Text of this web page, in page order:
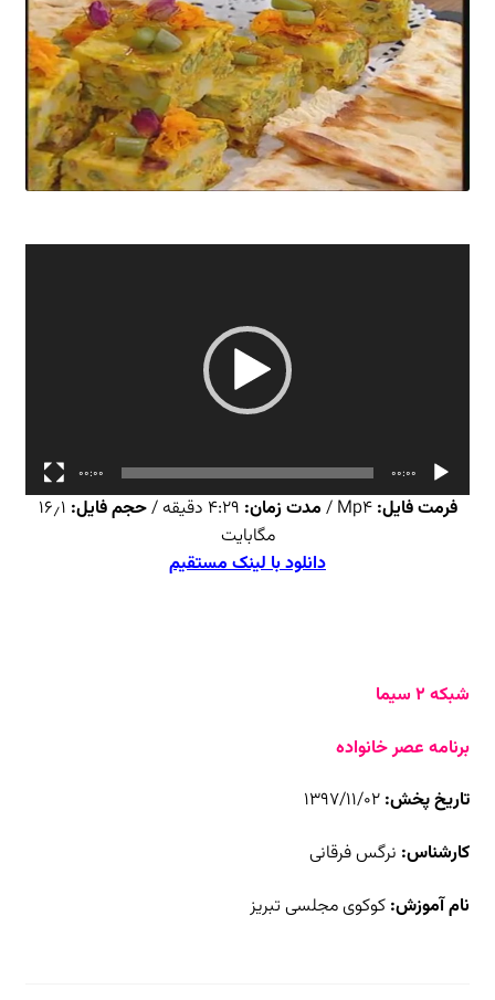
00:00
00:00
فرمت فایل: Mp4 / مدت زمان: حجم فایل: ۱۶٫۱
مگابایت
دانلود با لینک مستقیم
شبکه ۲ سیما
برنامه عصر خانواده
تاریخ پخش:
کارشناس: نرگس فرقانی
نام آموزش: کوکوی مجلسی تبریز